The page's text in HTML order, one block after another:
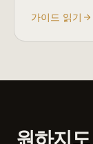
가이드 읽기
원하지